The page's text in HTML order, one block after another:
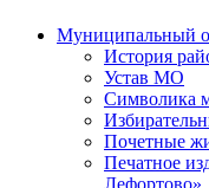
Муниципальный
История
Устав МО
Символика
Почетные
Печатное
Лефортово»